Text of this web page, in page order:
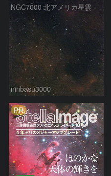
NGC7000 北アメリカ星雲
ninbasu3000
PR